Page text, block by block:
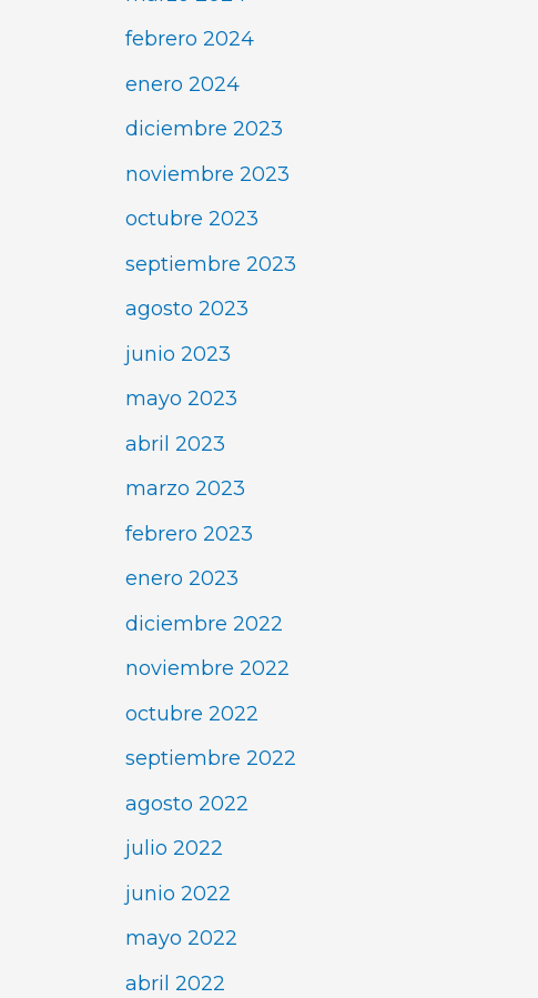
febrero 2024
enero 2024
diciembre 2023
noviembre 2023
octubre 2023
septiembre 2023
agosto 2023
junio 2023
mayo 2023
abril 2023
marzo 2023
febrero 2023
enero 2023
diciembre 2022
noviembre 2022
octubre 2022
septiembre 2022
agosto 2022
julio 2022
junio 2022
mayo 2022
abril 2022